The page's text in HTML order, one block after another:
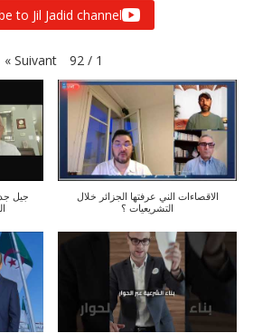
to Jil Jadid channel
1
/
92
Suivant
»
جيل
الاقصاءات الني عرفتها الجزائر خلال
التشريعيات ؟